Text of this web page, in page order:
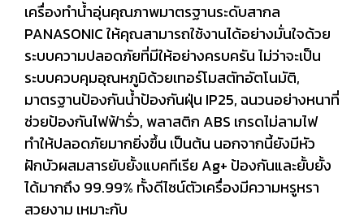
เครื่องทำน้ำอุ่นคุณภาพมาตรฐานระดับสากล
PANASONIC ให้คุณสามารถใช้งานได้อย่างมั่นใจด้วย
ระบบความปลอดภัยที่มีให้อย่างครบครัน ไม่ว่าจะเป็น
ระบบควบคุมอุณหภูมิด้วยเทอร์โมสตัทอัตโนมัติ,
มาตรฐานป้องกันน้ำป้องกันฝุ่น IP25, ฉนวนอย่างหนาที่
ช่วยป้องกันไฟฟ้ารั่ว, พลาสติก ABS เกรดไม่ลามไฟ
ทำให้ปลอดภัยมากยิ่งขึ้น เป็นต้น นอกจากนี้ยังมีหัว
ฝักบัวผสมสารยับยั้งแบคทีเรีย Ag+ ป้องกันและยั้บยั้ง
ได้มากถึง 99.99% ทั้งดีไซน์ตัวเครื่องมีความหรูหรา
สวยงาม เหมาะกับ